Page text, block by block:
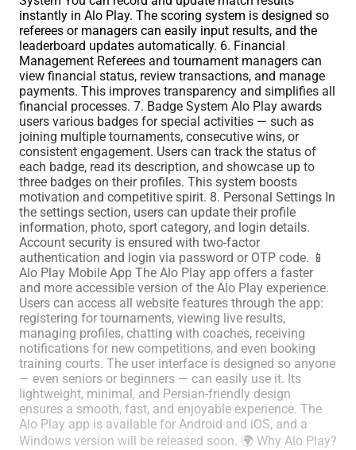
instantly in Alo Play. The scoring system is designed so
referees or managers can easily input results, and the
leaderboard updates automatically. 6. Financial
Management Referees and tournament managers can
view financial status, review transactions, and manage
payments. This improves transparency and simplifies all
financial processes. 7. Badge System Alo Play awards
users various badges for special activities — such as
joining multiple tournaments, consecutive wins, or
consistent engagement. Users can track the status of
each badge, read its description, and showcase up to
three badges on their profiles. This system boosts
motivation and competitive spirit. 8. Personal Settings In
the settings section, users can update their profile
information, photo, sport category, and login details.
Account security is ensured with two-factor
authentication and login via password or OTP code. 📱
Alo Play Mobile App The Alo Play app offers a faster
and more accessible version of the Alo Play experience.
Users can access all website features through the app:
registering for tournaments, viewing live results,
managing profiles, chatting with coaches, receiving
notifications for new competitions, and even booking
training courts. The user interface is designed so anyone
— even seniors or beginners — can easily use it. Its
lightweight, minimal, and Persian-friendly design
ensures a smooth, fast, and enjoyable experience. The
Alo Play app is available for Android and iOS, and a
Windows version will be released soon. 🌍 Why Alo Play?